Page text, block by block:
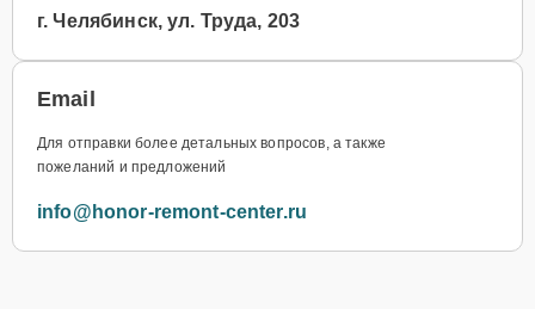
г. Челябинск, ул. Труда, 203
Email
Для отправки более детальных вопросов, а также
пожеланий и предложений
info@honor-remont-center.ru